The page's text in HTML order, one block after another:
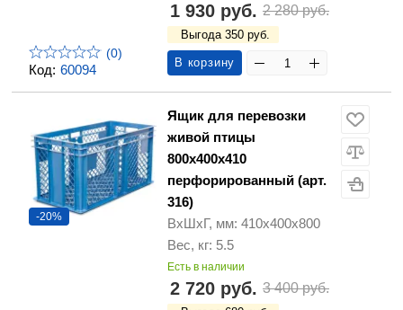
Код: 60094
(0)
1 930 руб. 2 280 руб.
Выгода 350 руб.
В корзину
-20%
Ящик для перевозки
живой птицы
800х400х410
перфорированный (арт.
316)
ВхШхГ, мм: 410х400х800
Вес, кг: 5.5
Есть в наличии
2 720 руб. 3 400 руб.